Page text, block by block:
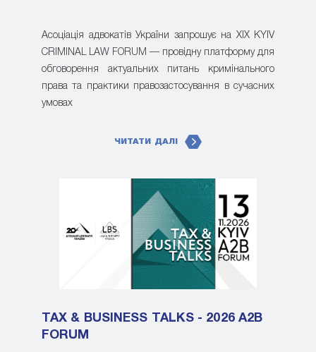
Асоціація адвокатів України запрошує на XIX KYIV
CRIMINAL LAW FORUM — провідну платформу для
обговорення актуальних питань кримінального
права та практики правозастосування в сучасних
умовах
ЧИТАТИ ДАЛІ
TAX & BUSINESS TALKS - 2026 A2B
FORUM